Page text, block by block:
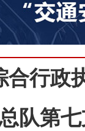
合行政
队第